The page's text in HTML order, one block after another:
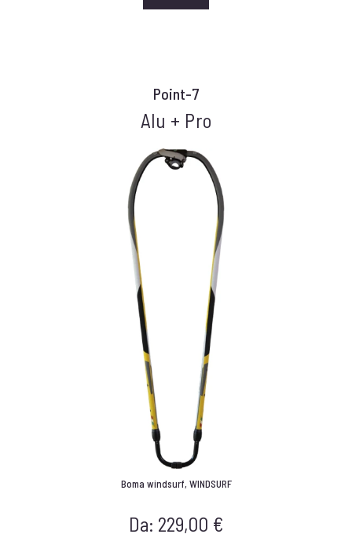
Point-7
Alu + Pro
Boma windsurf, WINDSURF
Da: 229,00 €